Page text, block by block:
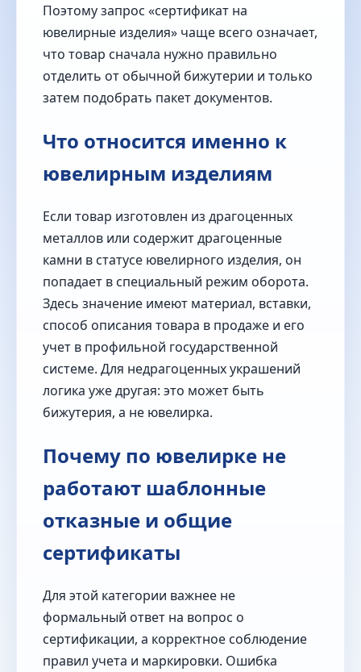
Поэтому запрос «сертификат на
ювелирные изделия» чаще всего означает,
что товар сначала нужно правильно
отделить от обычной бижутерии и только
затем подобрать пакет документов.
Что относится именно к
ювелирным изделиям
Если товар изготовлен из драгоценных
металлов или содержит драгоценные
камни в статусе ювелирного изделия, он
попадает в специальный режим оборота.
Здесь значение имеют материал, вставки,
способ описания товара в продаже и его
учет в профильной государственной
системе. Для недрагоценных украшений
логика уже другая: это может быть
бижутерия, а не ювелирка.
Почему по ювелирке не
работают шаблонные
отказные и общие
сертификаты
Для этой категории важнее не
формальный ответ на вопрос о
сертификации, а корректное соблюдение
правил учета и маркировки. Ошибка